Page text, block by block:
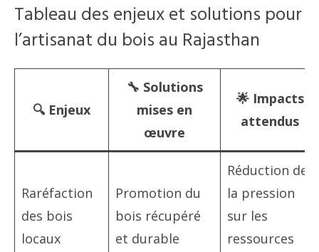
Tableau des enjeux et solutions pour
l’artisanat du bois au Rajasthan
🔍 Enjeux
🔧 Solutions
mises en
œuvre
🌟 Impacts
attendus
Raréfaction
des bois
locaux
Promotion du
bois récupéré
et durable
Réduction de
la pression
sur les
ressources